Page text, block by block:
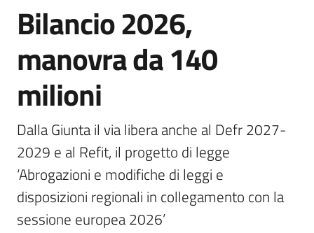
Campagne
di
comunicazione
Seguici
su
Bilancio 2026,
manovra da 140
milioni
Dalla Giunta il via libera anche al Defr 2027-
2029 e al Refit, il progetto di legge
‘Abrogazioni e modifiche di leggi e
disposizioni regionali in collegamento con la
sessione europea 2026’